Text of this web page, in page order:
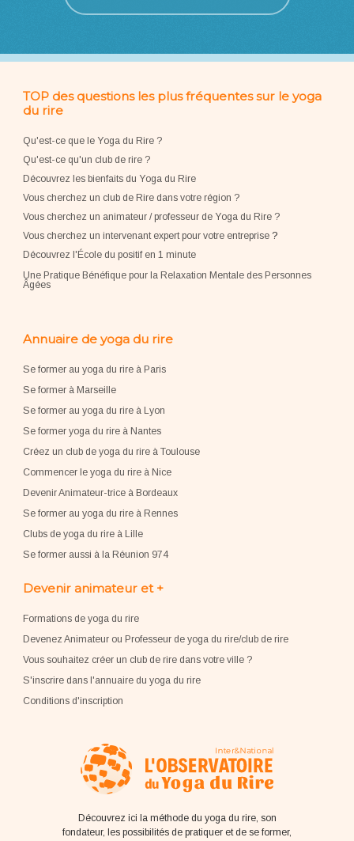
TOP des questions les plus fréquentes sur le yoga
du rire
Qu'est-ce que le Yoga du Rire ?
Qu'est-ce qu'un club de rire ?
Découvrez les bienfaits du Yoga du Rire
Vous cherchez un club de Rire dans votre région ?
Vous cherchez un animateur / professeur de Yoga du Rire ?
Vous cherchez un intervenant expert pour votre entreprise?
Découvrez l'École du positif en 1 minute
Une Pratique Bénéfique pour la Relaxation Mentale des Personnes
Âgées
Annuaire de yoga du rire
Se former au yoga du rire à Paris
Se former à Marseille
Se former au yoga du rire à Lyon
Se former yoga du rire à Nantes
Créez un club de yoga du rire à Toulouse
Commencer le yoga du rire à Nice
Devenir Animateur-trice à Bordeaux
Se former au yoga du rire à Rennes
Clubs de yoga du rire à Lille
Se former aussi à la Réunion 974
Devenir animateur et +
Formations de yoga du rire
Devenez Animateur ou Professeur de yoga du rire/club de rire
Vous souhaitez créer un club de rire dans votre ville ?
S'inscrire dans l'annuaire du yoga du rire
Conditions d'inscription
Découvrez ici la méthode du yoga du rire, son
fondateur, les possibilités de pratiquer et de se former,